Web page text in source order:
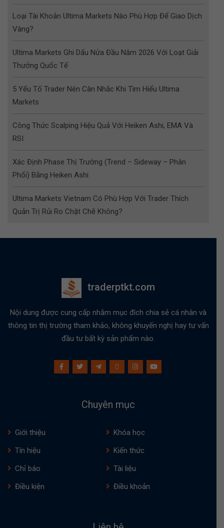
Loại Tài Khoản Ultima Markets Nào Phù Hợp Để Giao Dịch
Vàng?
Ultima Markets Ghi Dấu Nửa Đầu Năm 2026 Với Loạt Giải
Thưởng Quốc Tế
5 Yếu Tố Trader Nên Cân Nhắc Khi Tìm Hiểu Ultima
Markets
Công Thức Scalping Hiệu Quả Với Heiken Ashi, EMA Và
RSI
Xác Định Phase Thị Trường (Trend – Sideway – Phân
Phối) Bằng Heiken Ashi
Ultima Markets Vietnam Có Phù Hợp Với Trader Thích
Quản Trị Rủi Ro Chặt Chẽ Không?
traderptkt.com
Nội dung được cung cấp nhằm mục đích chia sẻ cá nhân và
thông tin thị trường tham khảo, không khuyến nghị hay tư vấn
đầu tư bất kỳ sản phẩm nào.
Chuyên mục
Giới thiệu
Khóa học
Tín hiệu
Kiến thức
Chỉ báo
Tài liệu
Điều kiện
Điều khoản